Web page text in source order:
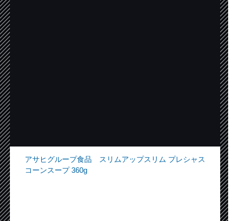
アサヒグループ食品 スリムアップスリム プレシャス
コーンスープ 360g